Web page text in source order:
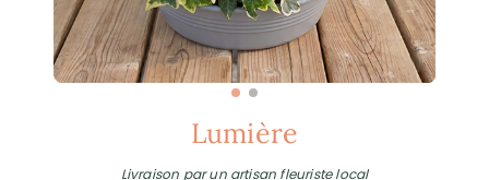
Lumière
Livraison par un artisan fleuriste local